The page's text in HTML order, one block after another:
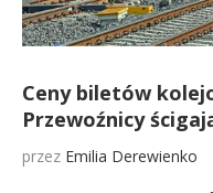
Ceny biletów
Przewoźnicy
przez Emilia Derewienko